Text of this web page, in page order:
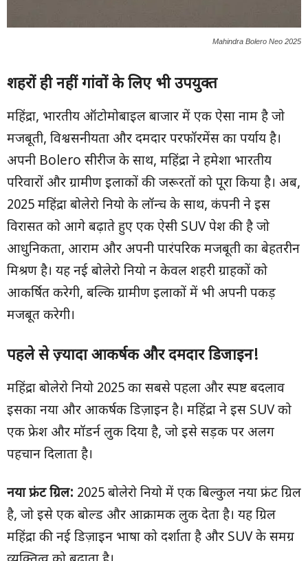
Mahindra Bolero Neo 2025
शहरों ही नहीं गांवों के लिए भी उपयुक्त
महिंद्रा, भारतीय ऑटोमोबाइल बाजार में एक ऐसा नाम है जो
मजबूती, विश्वसनीयता और दमदार परफॉरमेंस का पर्याय है।
अपनी Bolero सीरीज के साथ, महिंद्रा ने हमेशा भारतीय
परिवारों और ग्रामीण इलाकों की जरूरतों को पूरा किया है। अब,
2025 महिंद्रा बोलेरो नियो के लॉन्च के साथ, कंपनी ने इस
विरासत को आगे बढ़ाते हुए एक ऐसी SUV पेश की है जो
आधुनिकता, आराम और अपनी पारंपरिक मजबूती का बेहतरीन
मिश्रण है। यह नई बोलेरो नियो न केवल शहरी ग्राहकों को
आकर्षित करेगी, बल्कि ग्रामीण इलाकों में भी अपनी पकड़
मजबूत करेगी।
पहले से ज़्यादा आकर्षक और दमदार डिजाइन!
महिंद्रा बोलेरो नियो 2025 का सबसे पहला और स्पष्ट बदलाव
इसका नया और आकर्षक डिज़ाइन है। महिंद्रा ने इस SUV को
एक फ्रेश और मॉडर्न लुक दिया है, जो इसे सड़क पर अलग
पहचान दिलाता है।
नया फ्रंट ग्रिल: 2025 बोलेरो नियो में एक बिल्कुल नया फ्रंट ग्रिल
है, जो इसे एक बोल्ड और आक्रामक लुक देता है। यह ग्रिल
महिंद्रा की नई डिज़ाइन भाषा को दर्शाता है और SUV के समग्र